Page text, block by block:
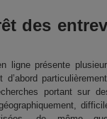
des
ligne présente
d’abord
portant sur